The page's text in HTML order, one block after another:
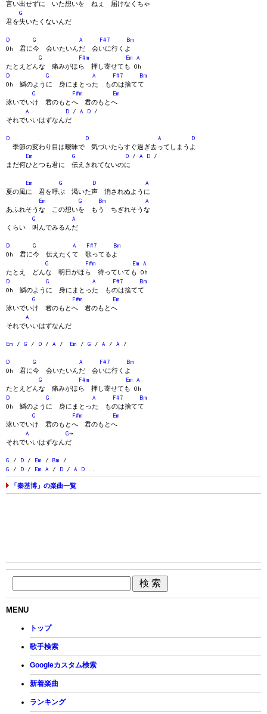
言い出せずに いた想いを ねぇ 届けなくちゃ
G
君を失いたくないんだ
D G A F#7
Bm
Oh 君に今 会いたいんだ 会いに行くよ
G
F#m Em
A
たとえどんな 痛みがほら 押し寄せても Oh
D
G A F#7
Bm
Oh 鱗のように 身にまとった ものは捨てて
G
F#m
Em
泳いでいけ 君のもとへ 君のもとへ
A
D / A D /
それでいいはずなんだ
D D A
D
季節の変わり目は曖昧で 気づいたらすぐ過ぎ去ってしまうよ
Em
G D / A D /
まだ何ひとつも君に 伝えきれてないのに
Em G D
A
夏の風に 君を呼ぶ 渇いた声 消されぬように
Em
G Bm
A
あふれそうな この想いを もう ちぎれそうな
G
A
くらい 叫んでみるんだ
D G A F#7
Bm
Oh 君に今 伝えたくて 歌ってるよ
G
F#m Em
A
たとえ どんな 明日がほら 待っていても Oh
D
G A F#7
Bm
Oh 鱗のように 身にまとった ものは捨てて
G
F#m
Em
泳いでいけ 君のもとへ 君のもとへ
A
それでいいはずなんだ
Em / G / D / A / Em / G / A / A /
D G A F#7
Bm
Oh 君に今 会いたいんだ 会いに行くよ
G
F#m Em
A
たとえどんな 痛みがほら 押し寄せても Oh
D
G A F#7
Bm
Oh 鱗のように 身にまとった ものは捨てて
G
F#m
Em
泳いでいけ 君のもとへ 君のもとへ
A
G→
それでいいはずなんだ
G / D / Em / Bm /
G / D / Em A / D / A D
「秦基博」の楽曲一覧
MENU
トップ
歌手検索
Googleカスタム検索
新着楽曲
ランキング